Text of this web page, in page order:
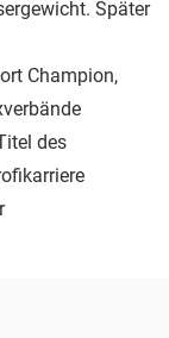
Später
Champion,
des